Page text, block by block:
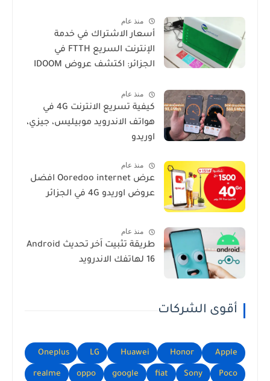
منذ عام
أسعار الاشتراك في خدمة
الإنترنت السريع FTTH في
الجزائر: اكتشف عروض IDOOM
منذ عام
كيفية تسريع الانترنت 4G في
هواتف الاندرويد موبيليس، جيزي،
اوريدو
منذ عام
عرض Ooredoo internet افضل
عروض اوريدو 4G في الجزائر
منذ عام
طريقة تثبيت اَخر تحديث Android
16 لهاتفك الاندرويد
أقوى الشركات
Apple
Honor
Huawei
LG
Oneplus
Poco
Sony
fiat
google
oppo
realme